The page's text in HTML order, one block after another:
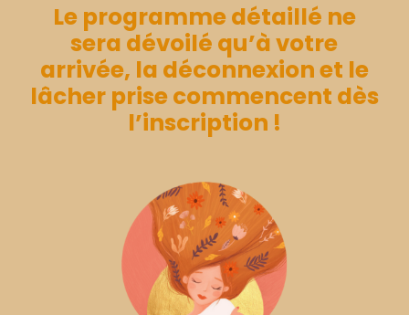
Le programme détaillé ne
sera dévoilé qu’à votre
arrivée, la déconnexion et le
lâcher prise commencent dès
l’inscription !